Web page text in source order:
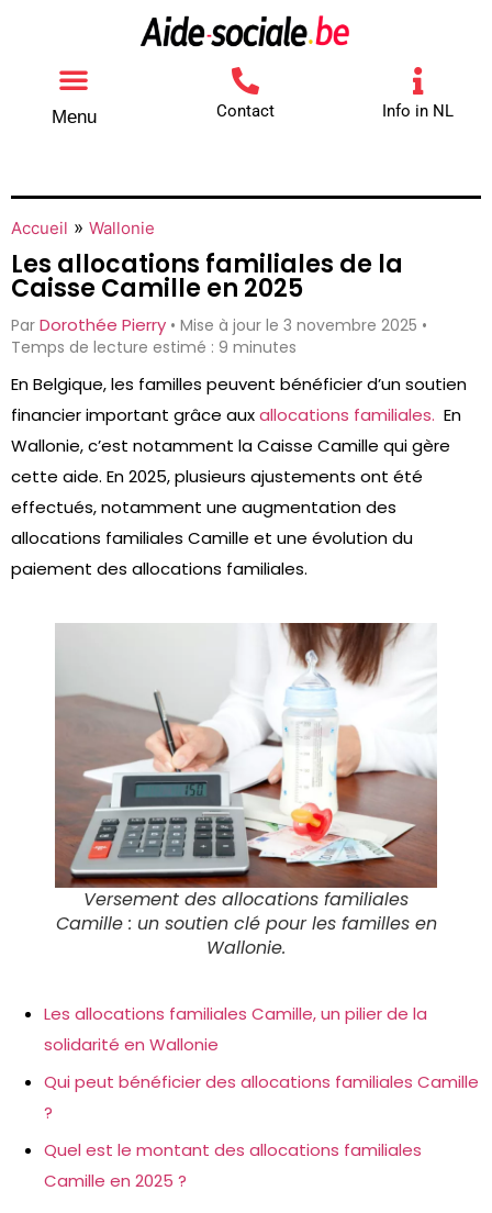
Menu Contact Info in NL
Accueil » Wallonie
Les allocations familiales de la
Caisse Camille en 2025
Par Dorothée Pierry • Mise à jour le 3 novembre 2025 •
Temps de lecture estimé : 9 minutes
En Belgique, les familles peuvent bénéficier d’un soutien
financier important grâce auxallocations familiales. En
Wallonie, c’est notamment la Caisse Camille qui gère
cette aide. En 2025, plusieurs ajustements ont été
effectués, notamment une augmentation des
allocations familiales Camille et une évolution du
paiement des allocations familiales.
Versement des allocations familiales
Camille : un soutien clé pour les familles en
Wallonie.
Les allocations familiales Camille, un pilier de la
solidarité en Wallonie
Qui peut bénéficier des allocations familiales Camille
?
Quel est le montant des allocations familiales
Camille en 2025 ?